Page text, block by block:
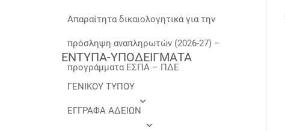
Απαραίτητα δικαιολογητικά για την
πρόσληψη αναπληρωτών (2026-27) –
προγράμματα ΕΣΠΑ – ΠΔΕ
ΕΝΤΥΠΑ-ΥΠΟΔΕΙΓΜΑΤΑ
ΓΕΝΙΚΟΥ ΤΥΠΟΥ
ΕΓΓΡΑΦΑ ΑΔΕΙΩΝ